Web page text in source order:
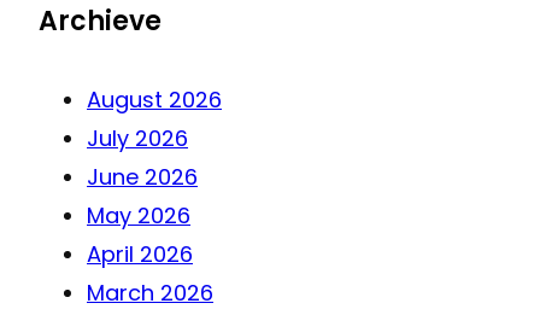
Archieve
August 2026
July 2026
June 2026
May 2026
April 2026
March 2026